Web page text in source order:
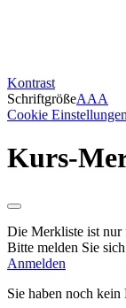
Kontrast
SchriftgrößeAAA
Cookie Einstellungen
Kurs-
Die Merkliste ist nur
Bitte melden Sie
Anmelden
Sie haben noch kein